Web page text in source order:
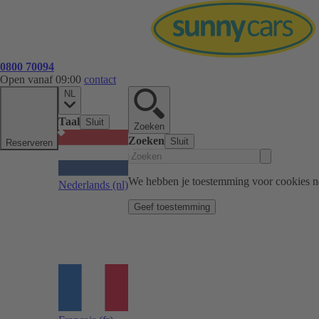
0800 70094
Open vanaf 09:00 contact
Reserveren
NL
Taal Sluit
Nederlands (nl)
Zoeken
Zoeken Sluit
We hebben je toestemming voor cookies
Geef toestemming